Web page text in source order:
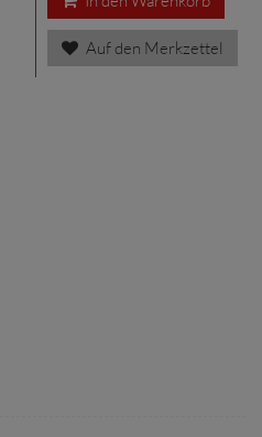
Auf den Merkzettel